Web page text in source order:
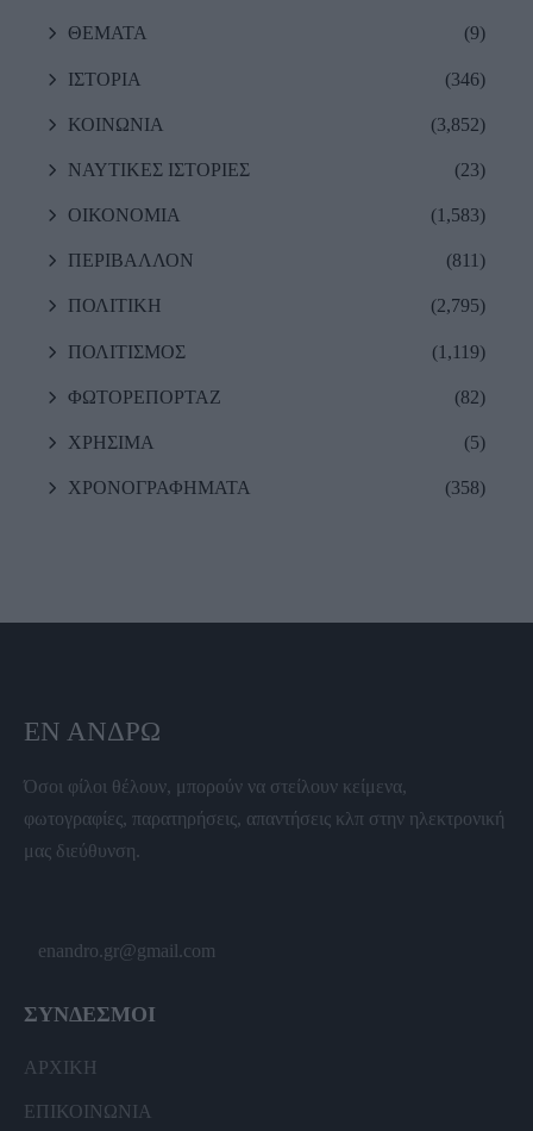
ΘΕΜΑΤΑ (9)
ΙΣΤΟΡΙΑ (346)
ΚΟΙΝΩΝΙΑ (3,852)
ΝΑΥΤΙΚΕΣ ΙΣΤΟΡΙΕΣ (23)
ΟΙΚΟΝΟΜΙΑ (1,583)
ΠΕΡΙΒΑΛΛΟΝ (811)
ΠΟΛΙΤΙΚΗ (2,795)
ΠΟΛΙΤΙΣΜΟΣ (1,119)
ΦΩΤΟΡΕΠΟΡΤΑΖ (82)
ΧΡΗΣΙΜΑ (5)
ΧΡΟΝΟΓΡΑΦΗΜΑΤΑ (358)
ΕΝ ΆΝΔΡΩ
Όσοι φίλοι θέλουν, μπορούν να στείλουν κείμενα,
φωτογραφίες, παρατηρήσεις, απαντήσεις κλπ στην ηλεκτρονική
μας διεύθυνση.
enandro.gr@gmail.com
ΣΥΝΔΕΣΜΟΙ
ΑΡΧΙΚΗ
ΕΠΙΚΟΙΝΩΝΙΑ